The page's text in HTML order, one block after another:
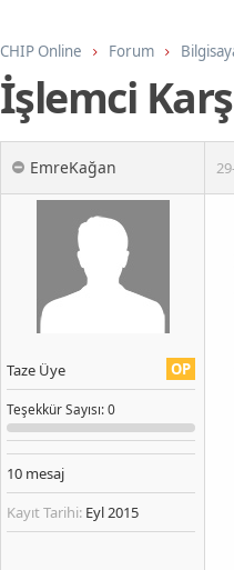
CHIP Online Forum
İşlemci
EmreKağan
OP
Taze Üye
TeşekkürSayısı: 0
10 mesaj
Kayıt Tarihi: Eyl 2015